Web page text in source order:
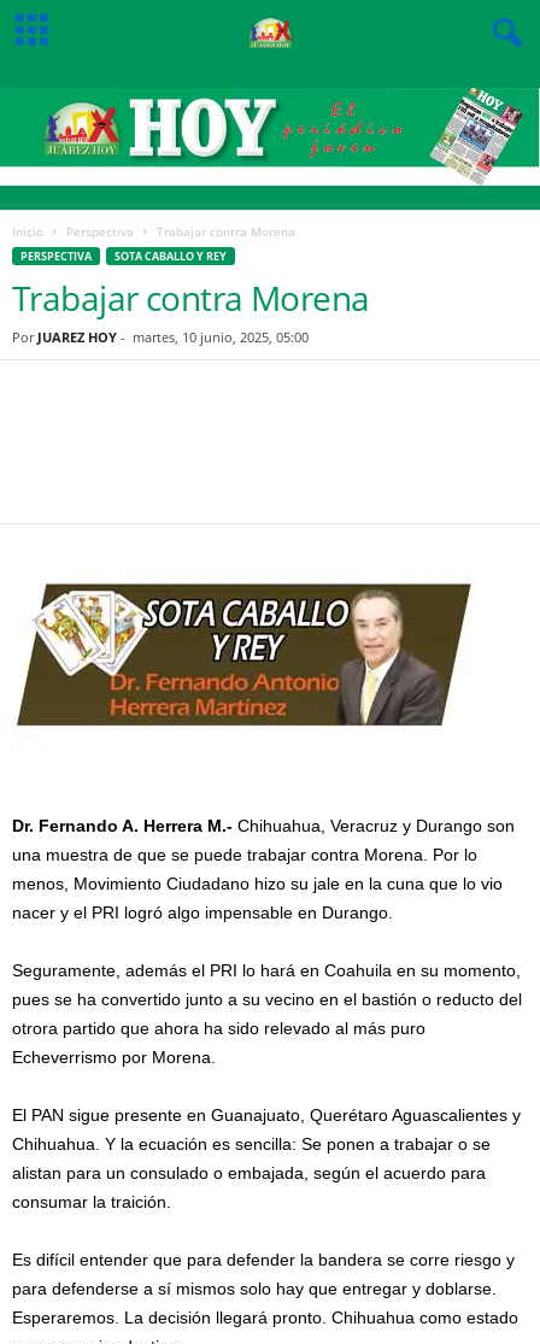
Inicio Perspectiva Trabajar contra Morena
PERSPECTIVA SOTA CABALLO Y REY
Trabajar contra Morena
Por JUAREZ HOY - martes, 10 junio, 2025, 05:00
Dr. Fernando A. Herrera M.- Chihuahua, Veracruz y Durango son
una muestra de que se puede trabajar contra Morena. Por lo
menos, Movimiento Ciudadano hizo su jale en la cuna que lo vio
nacer y el PRI logró algo impensable en Durango.
Seguramente, además el PRI lo hará en Coahuila en su momento,
pues se ha convertido junto a su vecino en el bastión o reducto del
otrora partido que ahora ha sido relevado al más puro
Echeverrismo por Morena.
El PAN sigue presente en Guanajuato, Querétaro Aguascalientes y
Chihuahua. Y la ecuación es sencilla: Se ponen a trabajar o se
alistan para un consulado o embajada, según el acuerdo para
consumar la traición.
Es difícil entender que para defender la bandera se corre riesgo y
para defenderse a sí mismos solo hay que entregar y doblarse.
Esperaremos. La decisión llegará pronto. Chihuahua como estado